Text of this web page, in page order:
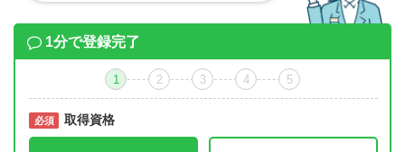
1分で登録完了
1 2 3 4 5
必須 取得資格